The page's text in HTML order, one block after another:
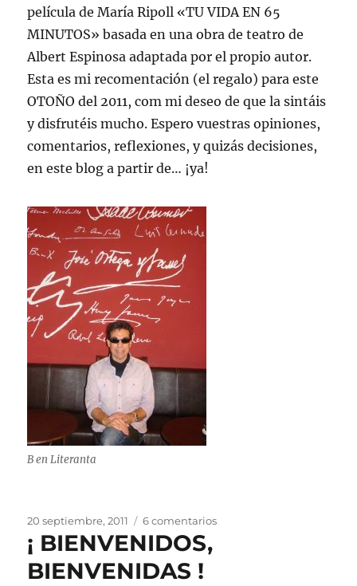
película de María Ripoll «TU VIDA EN 65
MINUTOS» basada en una obra de teatro de
Albert Espinosa adaptada por el propio autor.
Esta es mi recomentación (el regalo) para este
OTOÑO del 2011, com mi deseo de que la sintáis
y disfrutéis mucho. Espero vuestras opiniones,
comentarios, reflexiones, y quizás decisiones,
en este blog a partir de… ¡ya!
B en Literanta
Publicado
el
20 septiembre, 2011 6 comentariosen
¡ BIENVENIDOS,
BIENVENIDAS !